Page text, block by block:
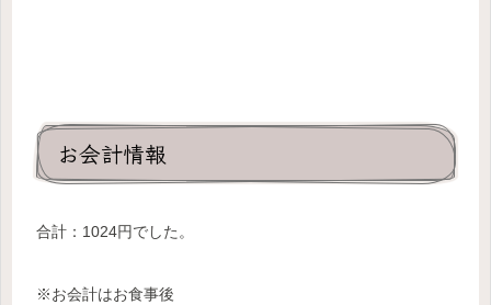
お会計情報
合計：1024円でした。
※お会計はお食事後